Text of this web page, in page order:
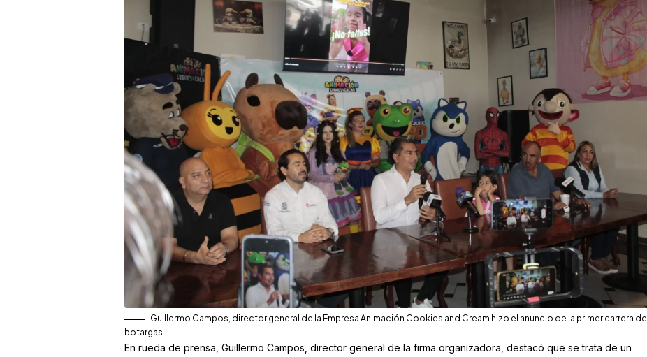
Guillermo Campos, director general de la Empresa Animación Cookies and Cream hizo el anuncio de la primer carrera de
botargas.
En rueda de prensa, Guillermo Campos, director general de la firma organizadora, destacó que se trata de un